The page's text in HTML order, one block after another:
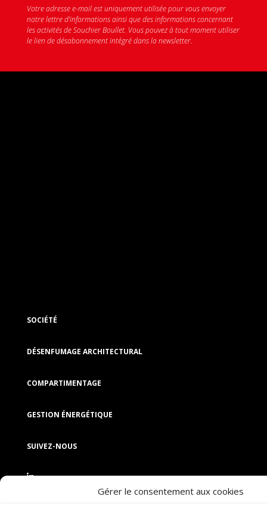
Gérer le consentement aux cookies
Votre adresse e-mail est uniquement utilisée pour vous envoyer
notre lettre d’informations ainsi que des informations concernant
les activités de Souchier Boullet. Vous pouvez à tout moment utiliser
le lien de désabonnement intégré dans la newsletter.
SOCIÉTÉ
DÉSENFUMAGE ARCHITECTURAL
COMPARTIMENTAGE
GESTION ÉNERGÉTIQUE
SUIVEZ-NOUS